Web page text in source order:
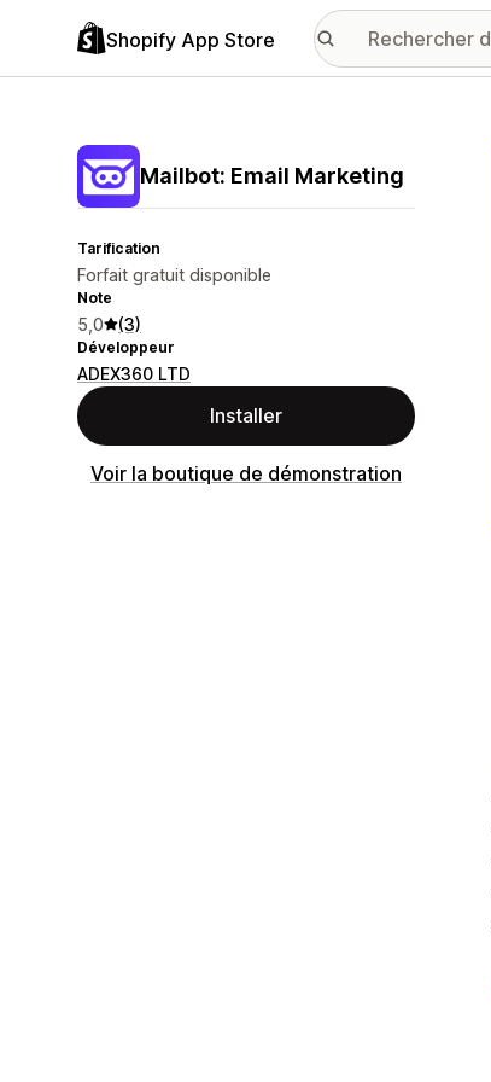
Shopify App Store
Mailbot: Email Marketing
Tarification
Forfait gratuit disponible
Note
5,0 (3)
Développeur
ADEX360 LTD
Installer
Voir la boutique de démonstration